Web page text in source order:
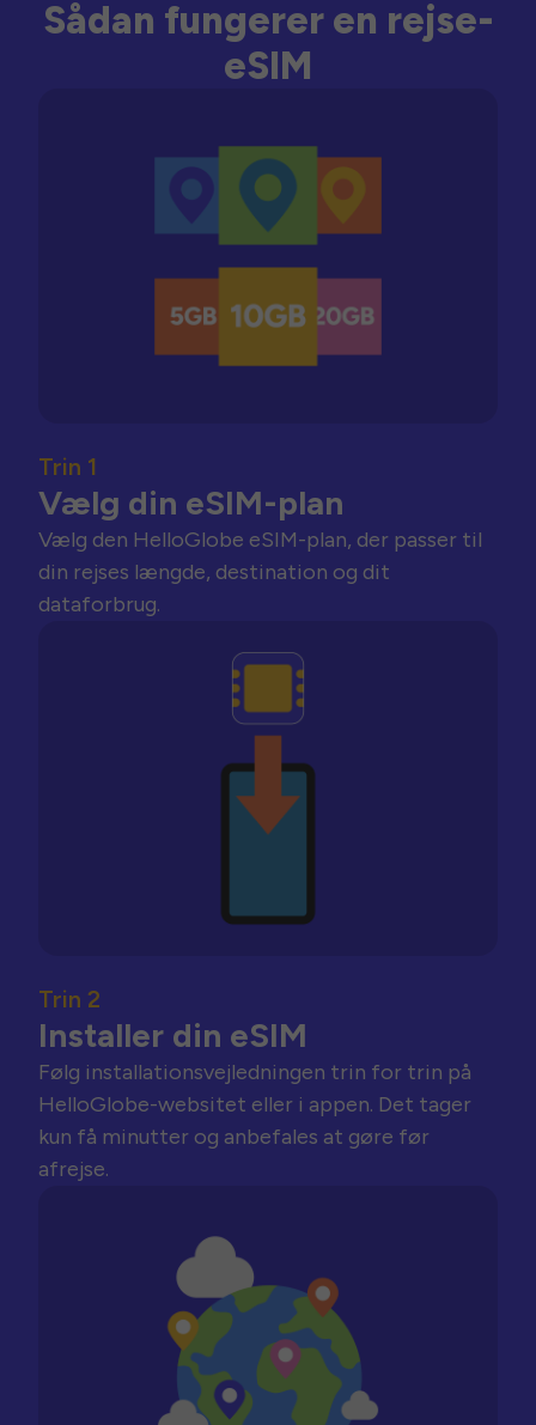
Sådan fungerer en rejse-
eSIM
Trin 1
Vælg din eSIM-plan
Vælg den HelloGlobe eSIM-plan, der passer til
din rejses længde, destination og dit
dataforbrug.
Trin 2
Installer din eSIM
Følg installationsvejledningen trin for trin på
HelloGlobe-websitet eller i appen. Det tager
kun få minutter og anbefales at gøre før
afrejse.